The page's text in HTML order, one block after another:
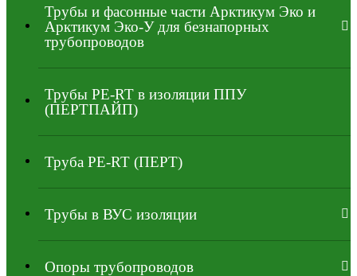
Трубы и фасонные части Арктикум Эко и
Арктикум Эко-У для безнапорных
трубопроводов
Трубы PE-RT в изоляции ППУ
(ПЕРТПАЙП)
⁠Трубa PE-RT (ПЕРТ)
Трубы в ВУС изоляции
Опоры трубопроводов